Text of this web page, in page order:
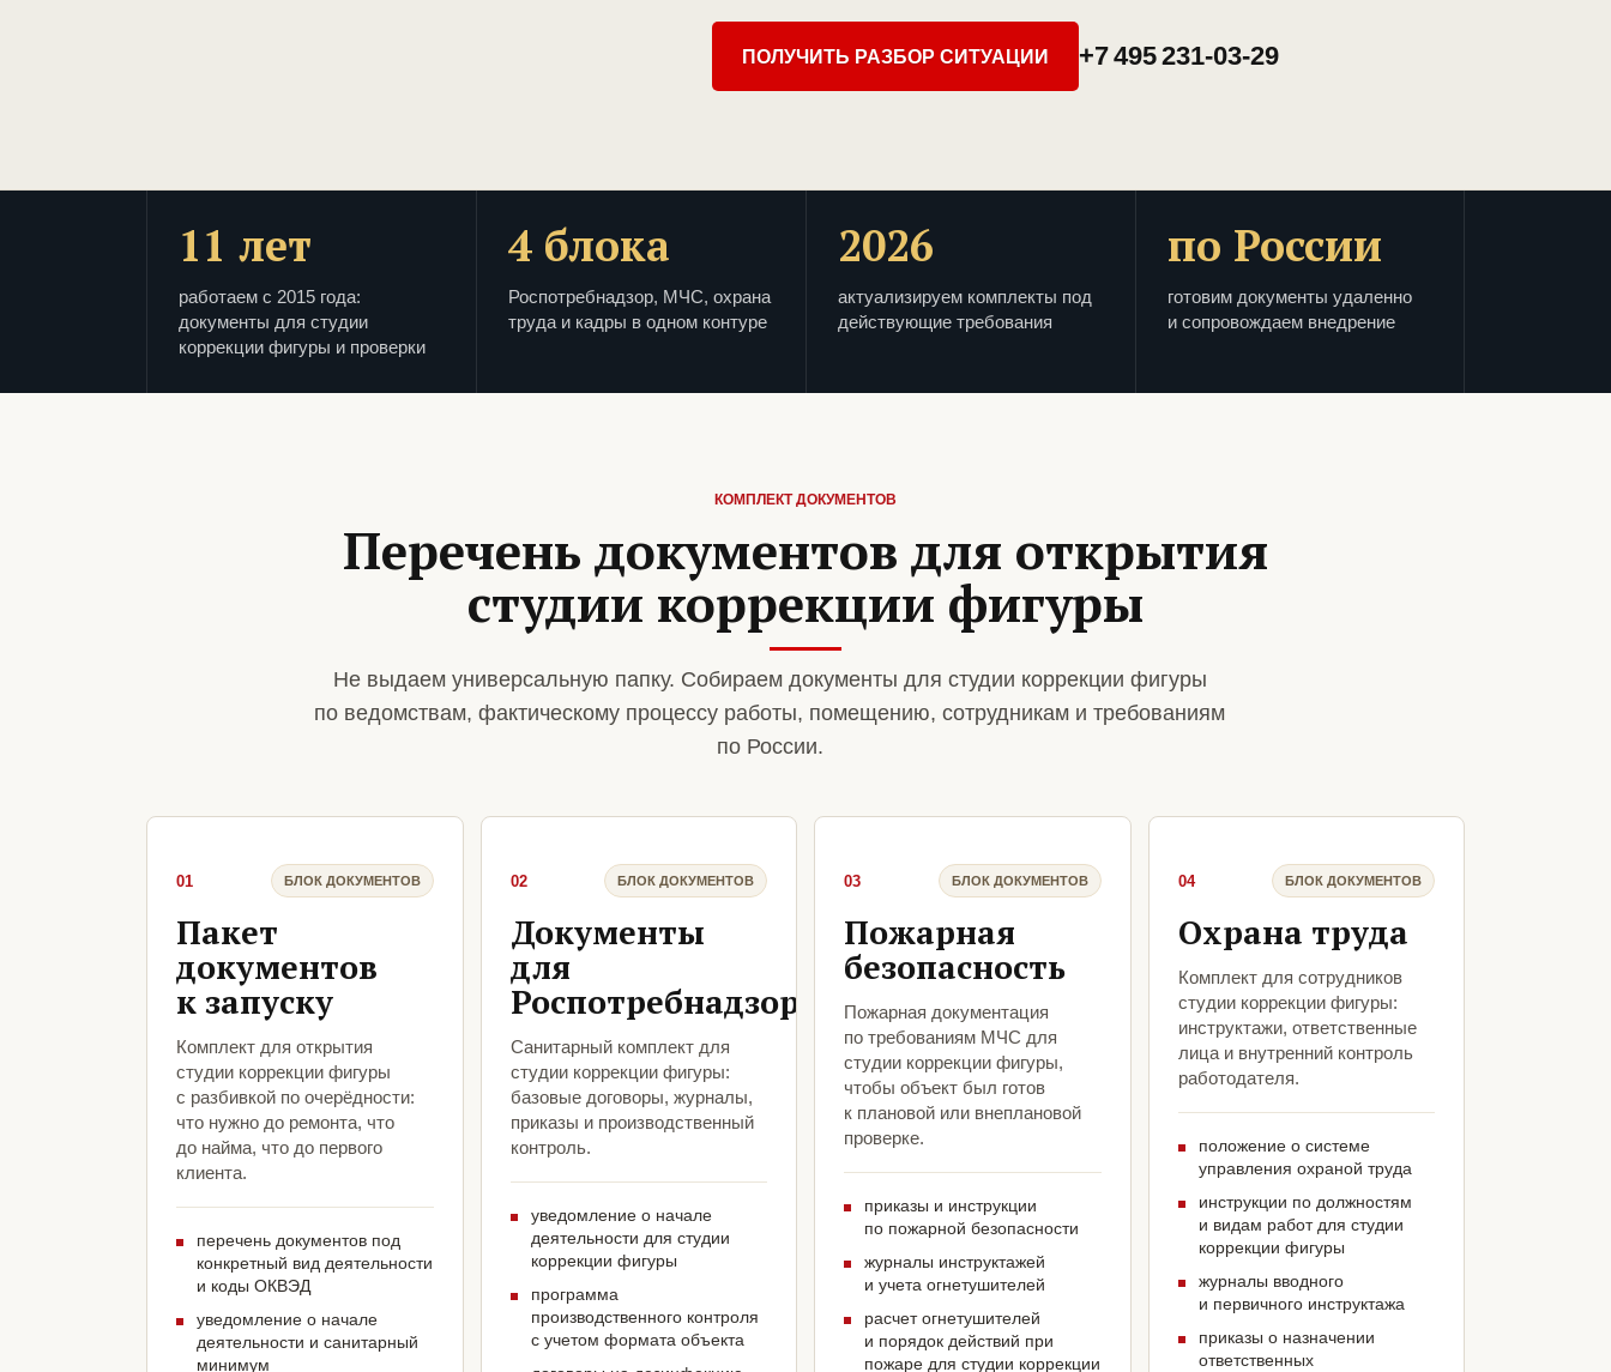
ПОЛУЧИТЬ РАЗБОР СИТУАЦИИ +7 495 231-03-29
11 лет
работаем с 2015 года:
документы для студии
коррекции фигуры и проверки
4 блока
Роспотребнадзор, МЧС, охрана
труда и кадры в одном контуре
2026
актуализируем комплекты под
действующие требования
по России
готовим документы удаленно
и сопровождаем внедрение
КОМПЛЕКТ ДОКУМЕНТОВ
Перечень документов для открытия
студии коррекции фигуры
Не выдаем универсальную папку. Собираем документы для студии коррекции фигуры
по ведомствам, фактическому процессу работы, помещению, сотрудникам и требованиям
по России.
01 БЛОК ДОКУМЕНТОВ
Пакет
документов
к запуску
Комплект для открытия
студии коррекции фигуры
с разбивкой по очерёдности:
что нужно до ремонта, что
до найма, что до первого
клиента.
перечень документов под
конкретный вид деятельности
и коды ОКВЭД
уведомление о начале
деятельности и санитарный
минимум
02 БЛОК ДОКУМЕНТОВ
Документы
для
Роспотребнадзора
Санитарный комплект для
студии коррекции фигуры:
базовые договоры, журналы,
приказы и производственный
контроль.
уведомление о начале
деятельности для студии
коррекции фигуры
программа
производственного контроля
с учетом формата объекта
03 БЛОК ДОКУМЕНТОВ
Пожарная
безопасность
Пожарная документация
по требованиям МЧС для
студии коррекции фигуры,
чтобы объект был готов
к плановой или внеплановой
проверке.
приказы и инструкции
по пожарной безопасности
журналы инструктажей
и учета огнетушителей
расчет огнетушителей
и порядок действий при
пожаре для студии коррекции
04 БЛОК ДОКУМЕНТОВ
Охрана труда
Комплект для сотрудников
студии коррекции фигуры:
инструктажи, ответственные
лица и внутренний контроль
работодателя.
положение о системе
управления охраной труда
инструкции по должностям
и видам работ для студии
коррекции фигуры
журналы вводного
и первичного инструктажа
приказы о назначении
ответственных